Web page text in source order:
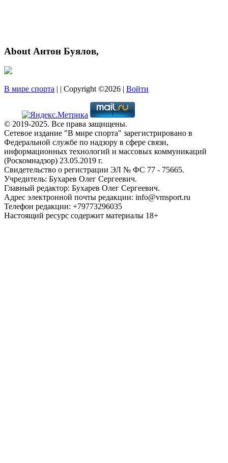
About Антон Буялов,
В мире спорта | | Copyright ©2026 | Войти
© 2019-2025. Все права защищены.
Сетевое издание "В мире спорта" зарегистрировано в
Федеральной службе по надзору в сфере связи,
информационных технологий и массовых коммуникаций
(Роскомнадзор) 23.05.2019 г.
Свидетельство о регистрации ЭЛ № ФС 77 - 75665.
Учредитель: Бухарев Олег Сергеевич.
Главный редактор: Бухарев Олег Сергеевич.
Адрес электронной почты редакции: info@vmsport.ru
Телефон редакции: +79773296035
Настоящий ресурс содержит материалы 18+